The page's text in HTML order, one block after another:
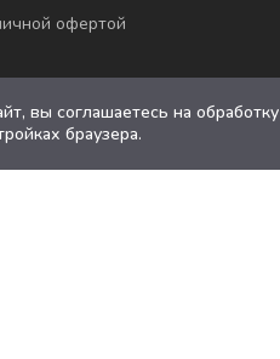
офертой
вы соглашаетесь на
браузера.